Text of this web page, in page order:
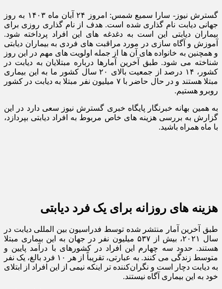
گسترش نیوز- سارا سمیع شمس: امروز ۲۴ آبان ماه ۱۴۰۳ به روز
جهانی دیابت نام گذاری شده است. هدف از نام گذاری روزی برای
بیماران دیابتی این است به دغدغه های این افراد پرداخته شود.
آموزش و آگاه سازی در مورد مراقبت های فردی به بیماران دیابتی
و همچنین به خانواده های آن ها از جمله اولویت های مهم در این روز
شناخته می شود. طبق آخرین آمارها درباره مبتلایان به دیابت در
کشور، ۱۴ درصد از جمعیت بالای ۲۰ سال کشور ما به این بیماری
مبتلا هستند و در حال حاضر با ۷ میلیون نفر مبتلا به دیابت در کشور
روبرو هستیم.
به همین بهانه خبرنگار پایگاه خبری گسترش نیوز سعی دارد در این
گزارش به بررسی هزینه های خاص مربوط به افراد دیابتی بپردازد،
با ماه همراه باشید.
هزینه های روزانه برای یک فرد دیابتی
طبق آخرین آمار منتشر شده توسط فدراسیون بین‌ المللی دیابت در
سال ۲۰۲۱، بیش از ۵۳۷ میلیون نفر در جهان به این بیماری مبتلا
هستند. حدود سه‌ چهارم این افراد در کشورهای با درآمد پایین و
متوسط زندگی می‌ کنند. به عبارتی، تقریباً از هر ۱۰ فرد بالغ، یک نفر
به دیابت دچار است و نگران‌کننده‌ تر اینکه نیمی از این افراد از ابتلای
خود به این بیماری آگاه نیستند.